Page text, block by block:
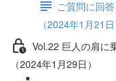
ご質問に回
（2024年1月21日
Vol.22 巨人の肩に
（2024年1月29日）